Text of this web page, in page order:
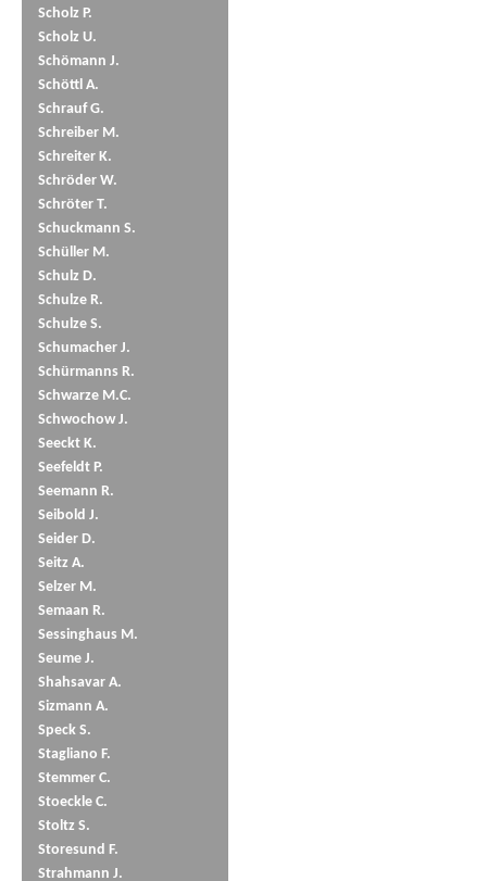
Scholz P.
Scholz U.
Schömann J.
Schöttl A.
Schrauf G.
Schreiber M.
Schreiter K.
Schröder W.
Schröter T.
Schuckmann S.
Schüller M.
Schulz D.
Schulze R.
Schulze S.
Schumacher J.
Schürmanns R.
Schwarze M.C.
Schwochow J.
Seeckt K.
Seefeldt P.
Seemann R.
Seibold J.
Seider D.
Seitz A.
Selzer M.
Semaan R.
Sessinghaus M.
Seume J.
Shahsavar A.
Sizmann A.
Speck S.
Stagliano F.
Stemmer C.
Stoeckle C.
Stoltz S.
Storesund F.
Strahmann J.